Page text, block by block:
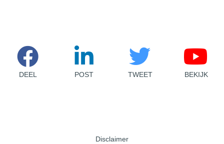
DEEL POST TWEET BEKIJK
Disclaimer